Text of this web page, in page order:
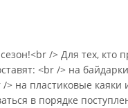
/> Для тех, кто
<br /> на
на пластиковые
в порядке